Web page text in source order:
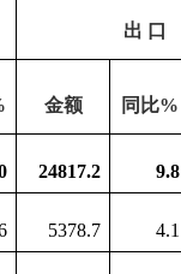
出 口
金额 同比%
24817.2 9.8
5378.7 4.1